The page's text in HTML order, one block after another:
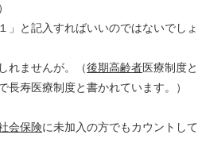
」と記入すればいいのではないでしょ
れませんが。（後期高齢者医療制度と
寿医療制度と書かれています。）
会保険に未加入の方でもカウントして